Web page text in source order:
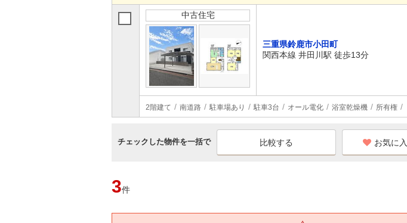
中古住宅
三重県鈴鹿市小田町
関西本線 井田川駅 徒歩13分
2階建て 南道路 駐車場あり 駐車3台 オール電化 浴室乾燥機 所有権
チェックした物件を一括で お気に
3件